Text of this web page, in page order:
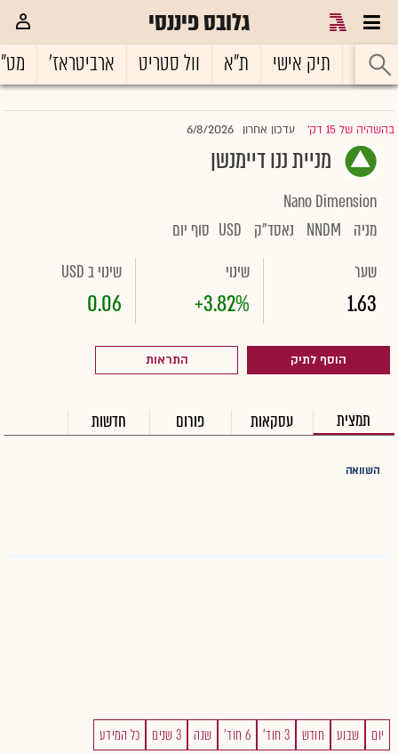
גלובס פיננסי
ראשי תיק אישי ת"א וול סטריט ארביטראז'
בהשהיה של 15 דק' |עדכון אחרון 6/8/2026
מניית ננו דיימנשן
Nano Dimension
מניה
NNDM נאסד"ק USD סוף יום
שער
1.63
שינוי
+3.82%
שינוי ב USD
0.06
הוסף לתיק התראות
תמצית עסקאות פורום חדשות
השוואה
יום שבוע חודש 3 חוד' 6 חוד' שנה 3 שנים כל המידע